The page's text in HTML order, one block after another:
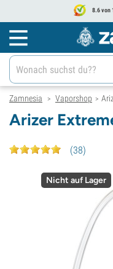
8.6 von
Zamnesia > Vaporshop >
Arizer
(38)
Nicht auf Lager